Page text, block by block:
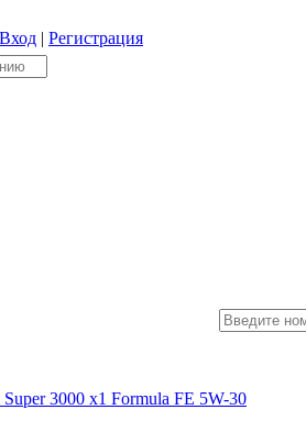
Вход | Регистрация
3000 x1 Formula FE 5W-30